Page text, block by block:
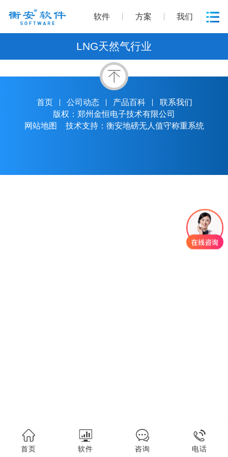
软件 方案 我们
LNG天然气行业
首页 公司动态 产品百科
联系我们
版权：郑州金恒电子技术有限公司
网站地图
技术支持：衡安地磅无人值守称重系统
首页 软件 咨询 电话